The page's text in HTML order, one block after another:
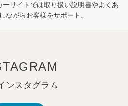
サイトでは取り扱い説明書やよくあ
ながらお客様をサポート。
ンスタグラム